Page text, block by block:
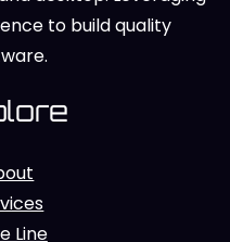
to build quality
Line